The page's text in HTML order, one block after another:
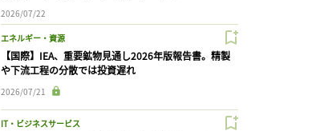
2026/07/22
エネルギー・資源
【国際】IEA、重要鉱物見通し2026年版報告書。精製
や下流工程の分散では投資遅れ
2026/07/21
IT・ビジネスサービス